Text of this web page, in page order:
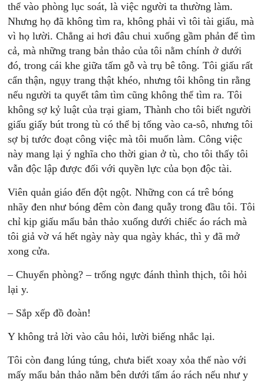
thể vào phòng lục soát, là việc người ta thường làm.
Nhưng họ đã không tìm ra, không phải vì tôi tài giấu, mà
vì họ lười. Chẳng ai hơi đâu chui xuống gầm phản để tìm
cả, mà những trang bản thảo của tôi nằm chính ở dưới
đó, trong cái khe giữa tấm gỗ và trụ bê tông. Tôi giấu rất
cẩn thận, ngụy trang thật khéo, nhưng tôi không tin rằng
nếu người ta quyết tâm tìm cũng không thể tìm ra. Tôi
không sợ kỷ luật của trại giam, Thành cho tôi biết người
giấu giấy bút trong tù có thể bị tống vào ca-sô, nhưng tôi
sợ bị tước đoạt công việc mà tôi muốn làm. Công việc
này mang lại ý nghĩa cho thời gian ở tù, cho tôi thấy tôi
vẫn độc lập được đối với quyền lực của bọn độc tài.
Viên quản giáo đến đột ngột. Những con cá trê bóng
nhãy đen như bóng đêm còn đang quẫy trong đầu tôi. Tôi
chỉ kịp giấu mẩu bản thảo xuống dưới chiếc áo rách mà
tôi giả vờ vá hết ngày này qua ngày khác, thì y đã mở
xong cửa.
– Chuyển phòng? – trống ngực đánh thình thịch, tôi hỏi
lại y.
– Sắp xếp đồ đoàn!
Y không trả lời vào câu hỏi, lười biếng nhắc lại.
Tôi còn đang lúng túng, chưa biết xoay xỏa thế nào với
mấy mẩu bản thảo nằm bên dưới tấm áo rách nếu như y